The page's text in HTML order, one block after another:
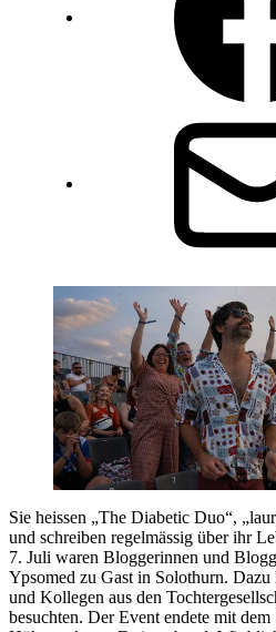
Sie heissen „The Diabetic Duo“,
und schreiben regelmässig über ihr
7. Juli waren Bloggerinnen und
Ypsomed zu Gast in Solothurn.
und Kollegen aus den
besuchten. Der Event endete mit dem